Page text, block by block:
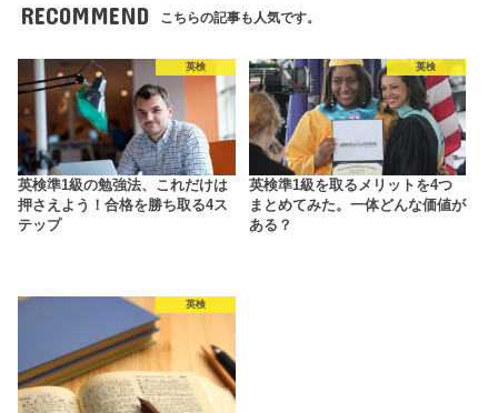
RECOMMEND こちらの記事も人気です。
英検
英検準1級の勉強法、これだけは
押さえよう！合格を勝ち取る4ス
テップ
英検
英検準1級を取るメリットを4つ
まとめてみた。一体どんな価値が
ある？
英検